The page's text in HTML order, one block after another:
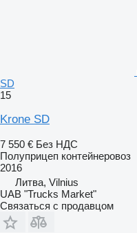
SD
15
Krone SD
7 550 € Без НДС
Полуприцеп контейнеровоз
2016
Литва, Vilnius
UAB "Trucks Market"
Связаться с продавцом